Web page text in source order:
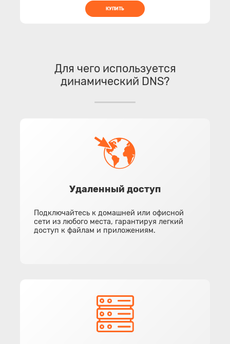
КУПИТЬ
Для чего используется
динамический DNS?
Удаленный доступ
Подключайтесь к домашней или офисной
сети из любого места, гарантируя легкий
доступ к файлам и приложениям.